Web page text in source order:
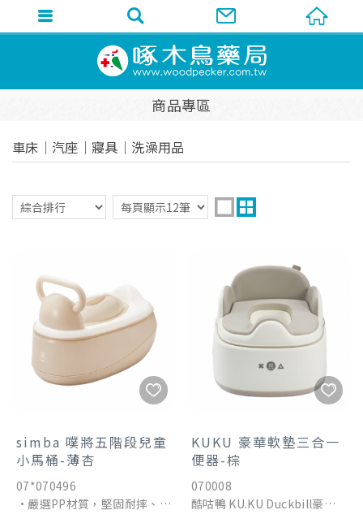
商品專區
車床│汽座│寢具│洗澡用品
simba 噗將五階段兒童
小馬桶-薄杏
07*070496
•嚴選PP材質，堅固耐摔、不
KUKU 豪華軟墊三合一
便器-棕
070008
酷咕鴨 KU.KU Duckbill豪華